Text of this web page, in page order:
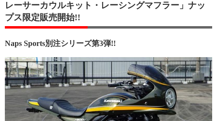
レーサーカウルキット・レーシングマフラー」ナッ
プス限定販売開始!!
Naps Sports別注シリーズ第3弾!!